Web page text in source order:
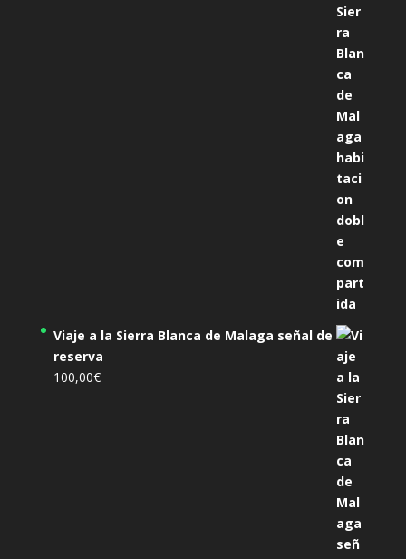
Viaje a la Sierra Blanca de Malaga señal de
reserva
100,00€